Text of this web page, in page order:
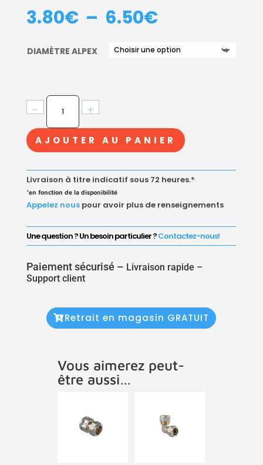
3.80€ – 6.50€PLAGE
PRIX :
3.80€
DIAMÈTRE ALPEX
-
QUANTITÉ
CULASSE
ALPEX
MULTICOUCHE
A
COMPRESSION
+
AJOUTER AU PANIER
Livraison à titre indicatif sous 72 heures.*
*en fonction de la disponibilité
Appelez nouspour avoir plus de renseignements
Une question ? Un besoin particulier ?Contactez-nous!
Paiement sécurisé – Livraison rapide –
Support client
Retrait en magasin GRATUIT
Vous aimerez peut-
être aussi…